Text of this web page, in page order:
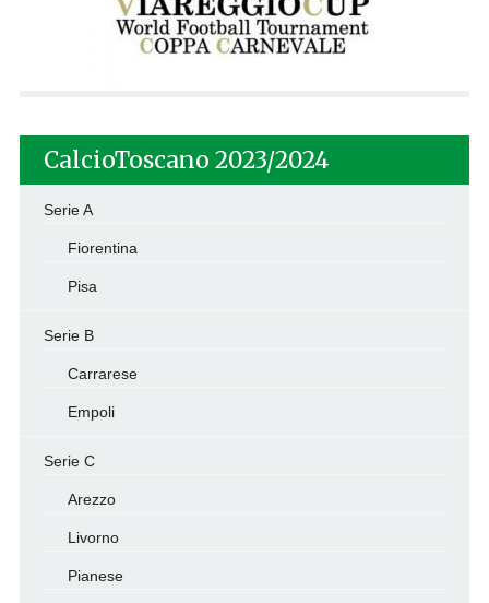
CalcioToscano 2023/2024
Serie A
Fiorentina
Pisa
Serie B
Carrarese
Empoli
Serie C
Arezzo
Livorno
Pianese